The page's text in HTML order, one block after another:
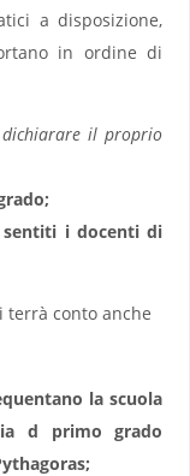
a disposizione,
in ordine di
dichiarare il proprio
sentiti i docenti di
terrà conto anche
la scuola
d primo grado